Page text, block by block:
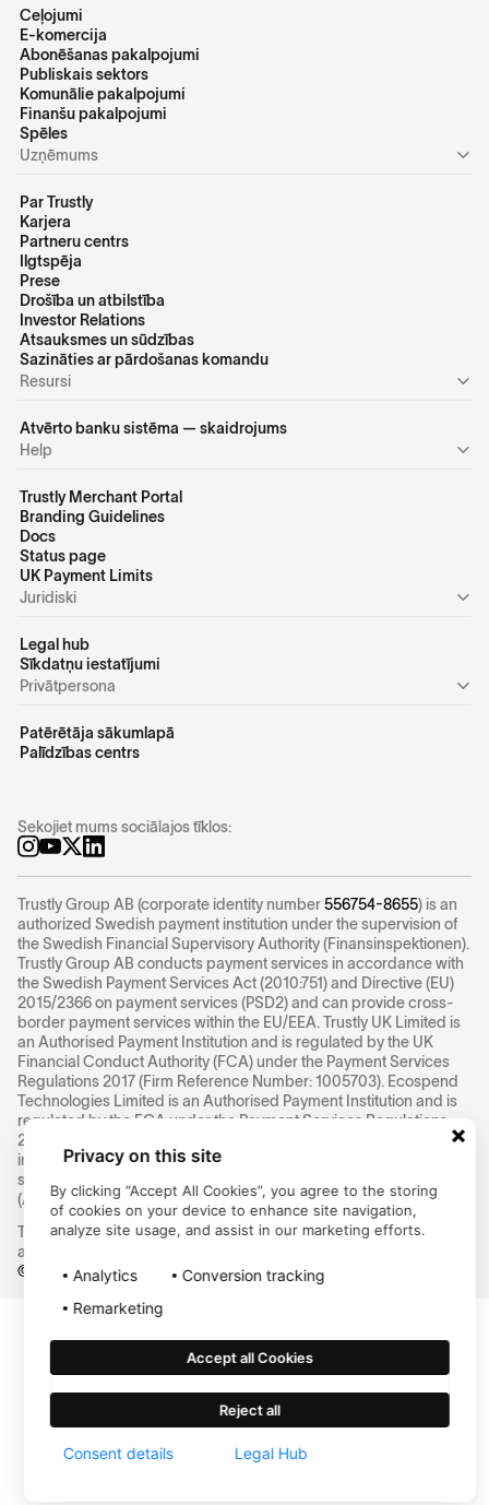
Ceļojumi
E-komercija
Abonēšanas pakalpojumi
Publiskais sektors
Komunālie pakalpojumi
Finanšu pakalpojumi
Spēles
Uzņēmums
Par Trustly
Karjera
Partneru centrs
Ilgtspēja
Prese
Drošība un atbilstība
Investor Relations
Atsauksmes un sūdzības
Sazināties ar pārdošanas komandu
Resursi
Atvērto banku sistēma — skaidrojums
Help
Trustly Merchant Portal
Branding Guidelines
Docs
Status page
UK Payment Limits
Juridiski
Legal hub
Sīkdatņu iestatījumi
Privātpersona
Patērētāja sākumlapā
Palīdzības centrs
Sekojiet mums sociālajos tīklos:
Trustly Group AB (corporate identity number556754-8655) is an
authorized Swedish payment institution under the supervision of
the Swedish Financial Supervisory Authority (Finansinspektionen).
Trustly Group AB conducts payment services in accordance with
the Swedish Payment Services Act (2010:751) and Directive (EU)
2015/2366 on payment services (PSD2) and can provide cross-
border payment services within the EU/EEA. Trustly UK Limited is
an Authorised Payment Institution and is regulated by the UK
Financial Conduct Authority (FCA) under the Payment Services
Regulations 2017 (Firm Reference Number: 1005703). Ecospend
Technologies Limited is an Authorised Payment Institution and is
regulated by the FCA under the Payment Services Regulations
2017 (Firm Reference Number: 829713). SlimPay SA is a payment
institution registered in Paris under number
supervision of the Autorité de contrôle prudentiel et de résolution
(ACPR)
This is Trustly Group's global company website. Click here to
access our
©
2026 Trustly Group AB
Privacy on this site
By clicking “Accept All Cookies”, you agree to the storing
of cookies on your device to enhance site navigation,
analyze site usage, and assist in our marketing efforts.
Analytics
Conversion tracking
Remarketing
Accept all Cookies
Reject all
Consent details Legal Hub